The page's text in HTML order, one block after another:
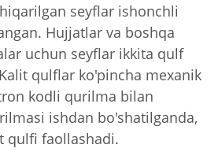
seyflar ishonchli
Hujjatlar va boshqa
uchun seyflar ikkita qulf
qulflar ko'pincha mexanik
kodli qurilma bilan
ishdan bo'shatilganda,
qulfi faollashadi.